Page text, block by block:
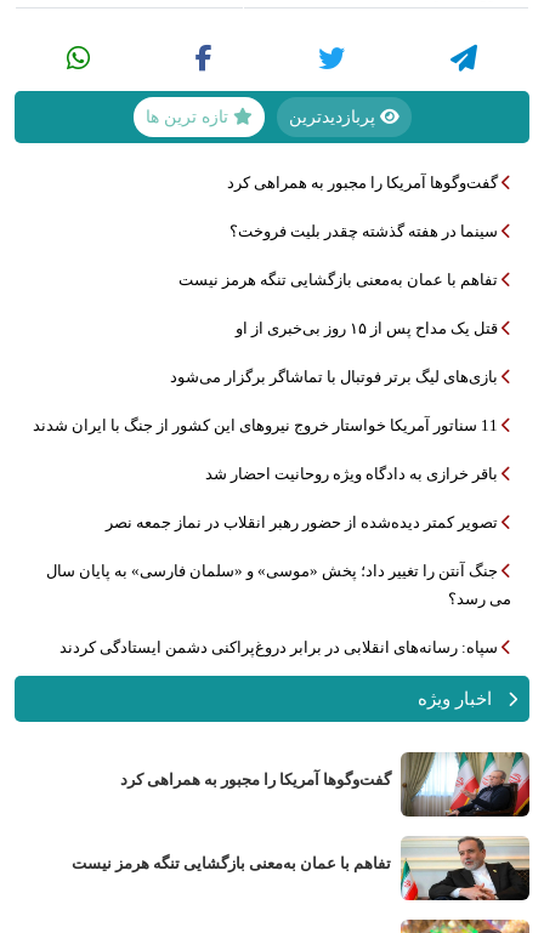
پربازدیدترین تازه ترین ها
گفت‌وگوها آمریکا را مجبور به همراهی کرد
سینما در هفته گذشته چقدر بلیت فروخت؟
تفاهم با عمان به‌معنی بازگشایی تنگه هرمز نیست
قتل یک مداح پس از ۱۵ روز بی‌خبری از او
بازی‌های لیگ برتر فوتبال با تماشاگر برگزار می‌شود
11 سناتور آمریکا خواستار خروج نیروهای این کشور از جنگ با ایران شدند
باقر خرازی به دادگاه ویژه روحانیت احضار شد
تصویر کمتر دیده‌شده از حضور رهبر انقلاب در نماز جمعه نصر
جنگ آنتن را تغییر داد؛ پخش «موسی» و «سلمان فارسی» به پایان سال
می رسد؟
سپاه: رسانه‌های انقلابی در برابر دروغ‌پراکنی دشمن ایستادگی کردند
اخبار ویژه
گفت‌وگوها آمریکا را مجبور به همراهی کرد
تفاهم با عمان به‌معنی بازگشایی تنگه هرمز نیست